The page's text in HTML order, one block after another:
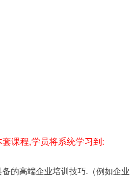
套课程,学员将系统学习到:
备的高端企业培训技巧.（例如企业